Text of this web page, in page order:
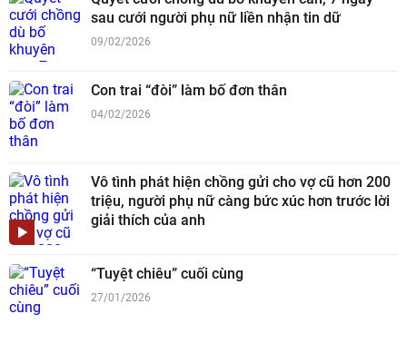
sau cưới người phụ nữ liền nhận tin dữ
09/02/2026
Con trai “đòi” làm bố đơn thân
04/02/2026
Vô tình phát hiện chồng gửi cho vợ cũ hơn 200
triệu, người phụ nữ càng bức xúc hơn trước lời
giải thích của anh
“Tuyệt chiêu” cuối cùng
27/01/2026